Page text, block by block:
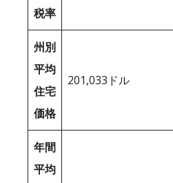
税率
州別
平均
住宅
価格
201,033ドル
年間
平均